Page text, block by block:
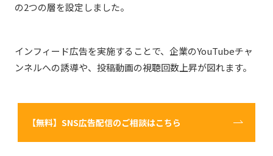
の2つの層を設定しました。
インフィード広告を実施することで、企業のYouTubeチャ
ンネルへの誘導や、投稿動画の視聴回数上昇が図れます。
【無料】SNS広告配信のご相談はこちら